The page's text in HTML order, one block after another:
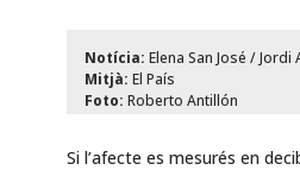
Notícia: Elena San José / Jordi
Mitjà: El País
Foto: Roberto Antillón
Si l’afecte es mesurés en